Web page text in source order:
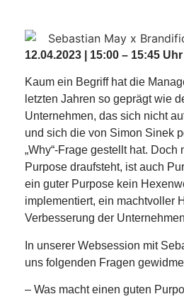
12.04.2023 | 15:00 – 15:45 Uhr
Kaum ein Begriff hat die
letzten Jahren so geprägt wie
Unternehmen, das sich nicht
und sich die von Simon Sinek
„Why“-Frage gestellt hat. Doch
Purpose draufsteht, ist auch
ein guter Purpose kein
implementiert, ein machtvoller
Verbesserung der
In unserer Websession mit
uns folgenden Fragen
– Was macht einen guten